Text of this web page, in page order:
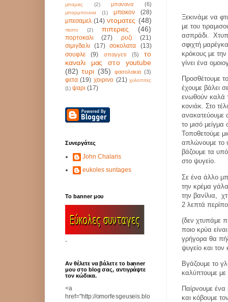
Ξεκινάμε να
με του
ασπράδι.
σφιχτή
κρόκους με
γίνει ένα
Προσθέτουμε
έχουμε βάλει
ενωθούν καλά
κονιάκ. Στο
ανακατεύουμε
το μισό
Τοποθετούμε
απλώνουμε το
βάζουμε τα
στο ψυγείο.
Σε ένα άλλο
την κρέμα
την βανίλια,
2 λεπτά
(δεν χτυπάμε
ποιο κρύα
γρήγορα θα
ψυγείο και
Βγάζουμε το
καλύπτουμε με
Παίρνουμε
και κόβουμε
μπαμιες (2) μπανανα (6)
μπαρμπουνια (1) μπεικον
(28)
μπεσαμελ (14) ντοματες (48)
πεστο (2) πιπεριες (46)
πορτοκαλι (27) ρυζι
(21)
σιμιγδαλι
(17) σοκολατα
(13)
σουφλε
(9) σπαγγετι (5)
το
καναλι μας στο youtube
(82) τυρι (35) φασολακια (3)
φετα (19) χοιρινο (21) χυλοπιτες
(1) ψαρι (17)
Συνεργάτες
John Chalaris
eukoles suntages
Το banner μου
-
Αν θέλετε να βάλετε το banner
μου στο blog σας, αντιγράψτε
τον κώδικα.
<a
href="http://omorfesgeuseis.blo